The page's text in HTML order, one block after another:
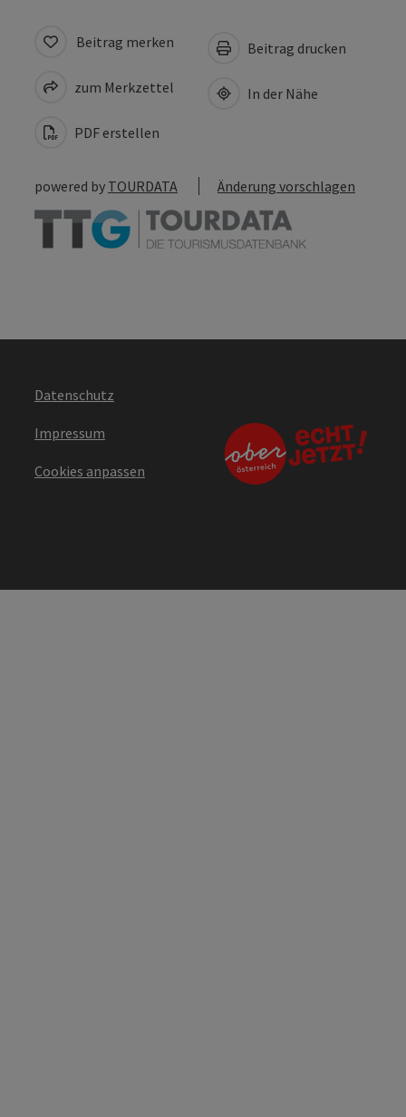
Beitrag merken
zum Merkzettel
PDF erstellen
Beitrag drucken
In der Nähe
powered by TOURDATA Änderung vorschlagen
Datenschutz
Impressum
Cookies anpassen